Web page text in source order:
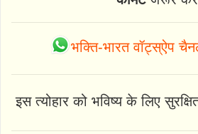
भक्ति-भारत वॉट्स्ऐप
इस त्योहार को भविष्य के लिए